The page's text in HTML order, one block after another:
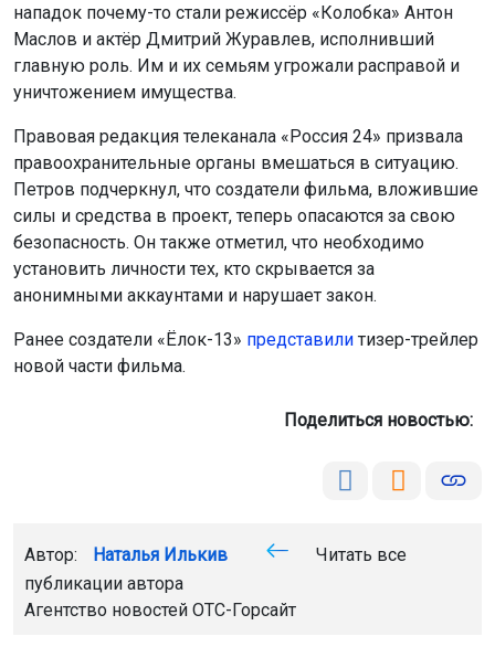
нападок почему-то стали режиссёр «Колобка» Антон
Маслов и актёр Дмитрий Журавлев, исполнивший
главную роль. Им и их семьям угрожали расправой и
уничтожением имущества.
Правовая редакция телеканала «Россия 24» призвала
правоохранительные органы вмешаться в ситуацию.
Петров подчеркнул, что создатели фильма, вложившие
силы и средства в проект, теперь опасаются за свою
безопасность. Он также отметил, что необходимо
установить личности тех, кто скрывается за
анонимными аккаунтами и нарушает закон.
Ранее создатели «Ёлок-13» представили тизер-трейлер
новой части фильма.
Поделиться новостью:
Автор: Наталья Илькив
Читать все
публикации автора
Агентство новостей ОТС-Горсайт